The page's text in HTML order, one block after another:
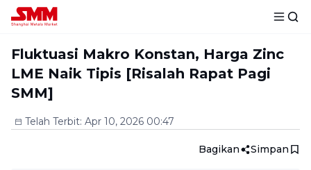
Fluktuasi Makro Konstan, Harga Zinc
LME Naik Tipis [Risalah Rapat Pagi
SMM]
Telah Terbit: Apr 10, 2026 00:47
Bagikan Simpan